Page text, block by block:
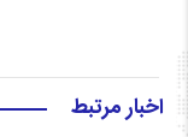
اخبار مرتبط